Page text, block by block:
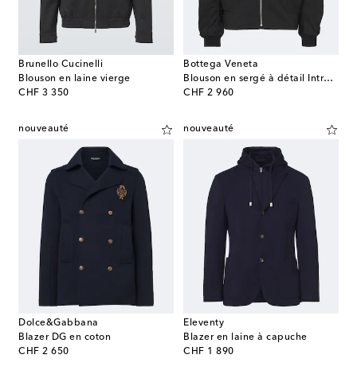
Brunello Cucinelli
Blouson en laine vierge
CHF 3 350
original price
Bottega Veneta
Blouson en sergé à détail Intrecciato
CHF 2 960
original price
nouveauté
Dolce&Gabbana
Blazer DG en coton
CHF 2 650
original price
nouveauté
Eleventy
Blazer en laine à capuche
CHF 1 890
original price